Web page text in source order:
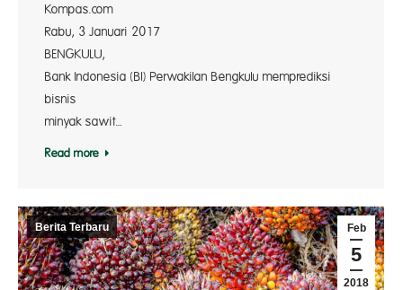
Rabu, 3 Januari 2017
Bank Indonesia (BI) Perwakilan Bengkulu memprediksi
minyak sawit…
Read more
Feb
5
2018
Berita Terbaru